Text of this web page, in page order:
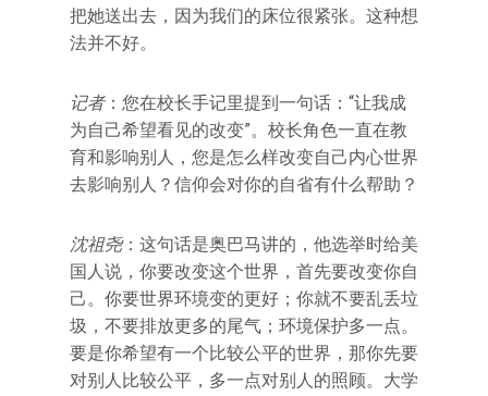
把她送出去，因为我们的床位很紧张。这种想
法并不好。
记者：您在校长手记里提到一句话：“让我成
为自己希望看见的改变”。校长角色一直在教
育和影响别人，您是怎么样改变自己内心世界
去影响别人？信仰会对你的自省有什么帮助？
沈祖尧：这句话是奥巴马讲的，他选举时给美
国人说，你要改变这个世界，首先要改变你自
己。你要世界环境变的更好；你就不要乱丢垃
圾，不要排放更多的尾气；环境保护多一点。
要是你希望有一个比较公平的世界，那你先要
对别人比较公平，多一点对别人的照顾。大学